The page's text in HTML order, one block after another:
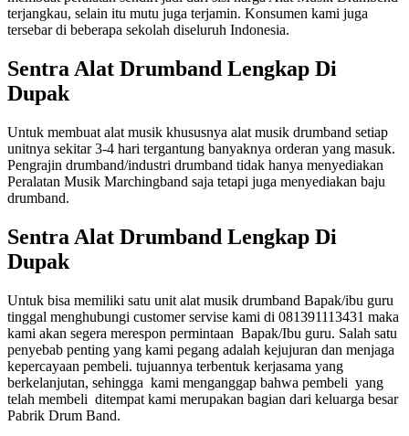
terjangkau, selain itu mutu juga terjamin. Konsumen kami juga
tersebar di beberapa sekolah diseluruh Indonesia.
Sentra Alat Drumband Lengkap Di
Dupak
Untuk membuat alat musik khususnya alat musik drumband setiap
unitnya sekitar 3-4 hari tergantung banyaknya orderan yang masuk.
Pengrajin drumband/industri drumband tidak hanya menyediakan
Peralatan Musik Marchingband saja tetapi juga menyediakan baju
drumband.
Sentra Alat Drumband Lengkap Di
Dupak
Untuk bisa memiliki satu unit alat musik drumband Bapak/ibu guru
tinggal menghubungi customer servise kami di 081391113431 maka
kami akan segera merespon permintaan Bapak/Ibu guru. Salah satu
penyebab penting yang kami pegang adalah kejujuran dan menjaga
kepercayaan pembeli. tujuannya terbentuk kerjasama yang
berkelanjutan, sehingga kami menganggap bahwa pembeli yang
telah membeli ditempat kami merupakan bagian dari keluarga besar
Pabrik Drum Band.